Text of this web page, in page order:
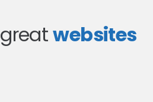
websites